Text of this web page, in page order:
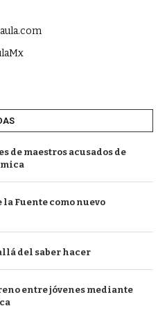
de maestros acusados de
la Fuente como nuevo
del saber hacer
entre jóvenes mediante